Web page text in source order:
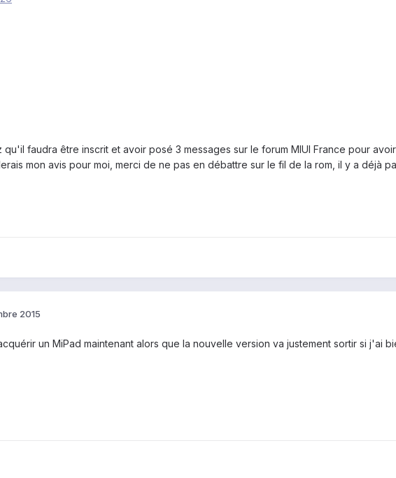
qu'il faudra être inscrit et avoir posé 3 messages sur le forum MIUI France pour
mon avis pour moi, merci de ne pas en débattre sur le fil de la rom, il y a déjà
2015
un MiPad maintenant alors que la nouvelle version va justement sortir si j'ai